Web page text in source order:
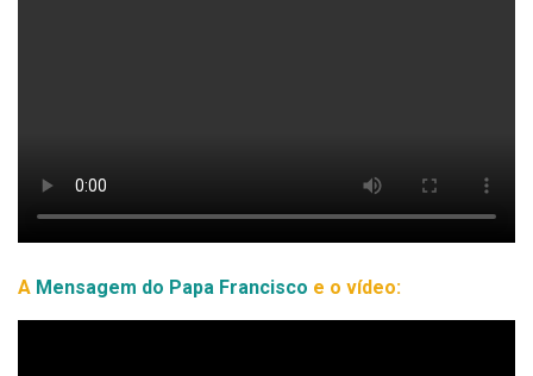
A Mensagem do Papa Francisco e o vídeo: